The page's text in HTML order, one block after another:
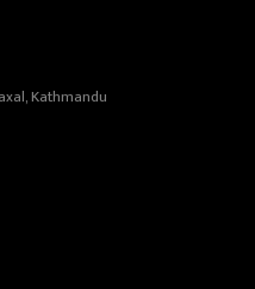
Kathmandu